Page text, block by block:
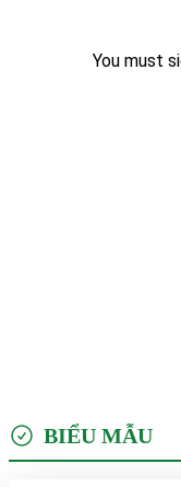
BIỂU MẪU